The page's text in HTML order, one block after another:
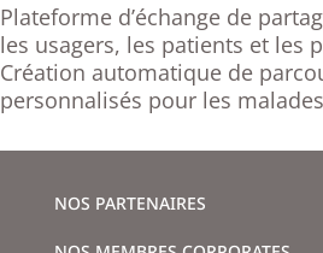
Plateforme d’échange de
les usagers, les patients et les
Création automatique de
personnalisés pour les
NOS PARTENAIRES